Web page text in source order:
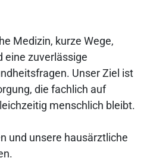
Medizin, kurze Wege,
eine zuverlässige
Unser Ziel ist
die fachlich auf
menschlich bleibt.
und unsere hausärztliche